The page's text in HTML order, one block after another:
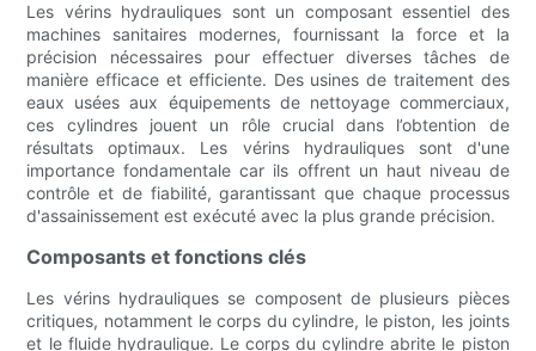
Les vérins hydrauliques sont un composant essentiel des
machines sanitaires modernes, fournissant la force et la
précision nécessaires pour effectuer diverses tâches de
manière efficace et efficiente. Des usines de traitement des
eaux usées aux équipements de nettoyage commerciaux,
ces cylindres jouent un rôle crucial dans l’obtention de
résultats optimaux. Les vérins hydrauliques sont d'une
importance fondamentale car ils offrent un haut niveau de
contrôle et de fiabilité, garantissant que chaque processus
d'assainissement est exécuté avec la plus grande précision.
Composants et fonctions clés
Les vérins hydrauliques se composent de plusieurs pièces
critiques, notamment le corps du cylindre, le piston, les joints
et le fluide hydraulique. Le corps du cylindre abrite le piston